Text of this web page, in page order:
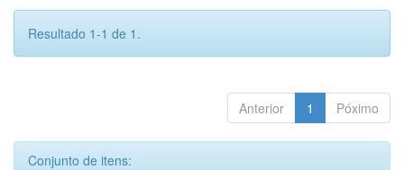
Resultado 1-1 de 1.
Anterior 1 Póximo
Conjunto de itens: